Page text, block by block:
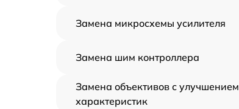
Замена микросхемы усилителя
Замена шим контроллера
Замена объективов с улучшением
характеристик